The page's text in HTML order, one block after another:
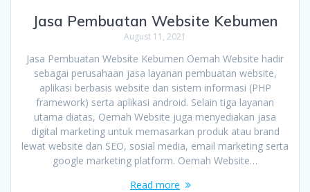
Jasa Pembuatan Website Kebumen
August 11, 2021
Jasa Pembuatan Website Kebumen Oemah Website hadir
sebagai perusahaan jasa layanan pembuatan website,
aplikasi berbasis website dan sistem informasi (PHP
framework) serta aplikasi android. Selain tiga layanan
utama diatas, Oemah Website juga menyediakan jasa
digital marketing untuk memasarkan produk atau brand
lewat website dan SEO, sosial media, email marketing serta
google marketing platform. Oemah Website…
Read more